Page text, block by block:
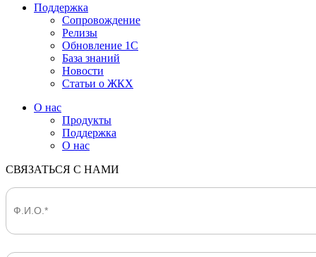
Поддержка
Сопровождение
Релизы
Обновление 1С
База знаний
Новости
Статьи о ЖКХ
О нас
Продукты
Поддержка
О нас
СВЯЗАТЬСЯ С НАМИ